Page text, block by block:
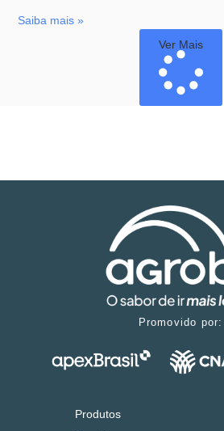
Saiba mais »
Ver Mais
Promovido por:
Produtos